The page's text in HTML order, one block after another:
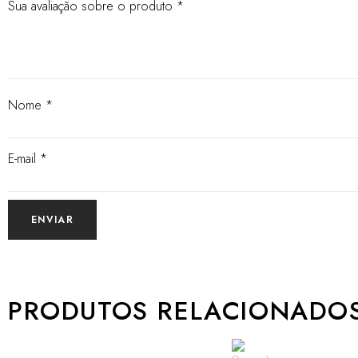
Sua avaliação sobre o produto *
Nome *
E-mail *
PRODUTOS